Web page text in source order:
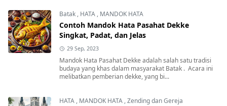
Batak , HATA , MANDOK HATA
Contoh Mandok Hata Pasahat Dekke
Singkat, Padat, dan Jelas
29 Sep, 2023
Mandok Hata Pasahat Dekke adalah salah satu tradisi
budaya yang khas dalam masyarakat Batak . Acara ini
melibatkan pemberian dekke, yang bi...
HATA , MANDOK HATA ,Zending dan Gereja